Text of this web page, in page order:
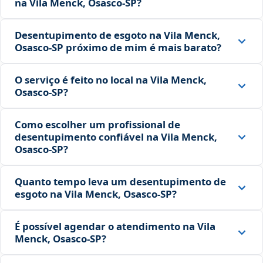
na Vila Menck, Osasco‑SP?
Desentupimento de esgoto na Vila Menck,
Osasco‑SP próximo de mim é mais barato?
O serviço é feito no local na Vila Menck,
Osasco‑SP?
Como escolher um profissional de
desentupimento confiável na Vila Menck,
Osasco‑SP?
Quanto tempo leva um desentupimento de
esgoto na Vila Menck, Osasco‑SP?
É possível agendar o atendimento na Vila
Menck, Osasco‑SP?